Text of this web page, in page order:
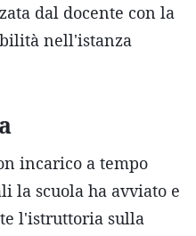
dal docente con la
nell'istanza
incarico a tempo
la scuola ha avviato e
l'istruttoria sulla